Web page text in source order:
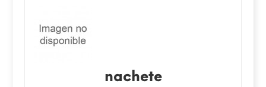
nachete